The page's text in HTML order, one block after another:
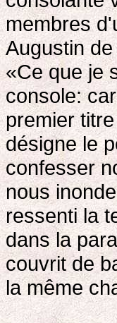
membres
Augustin
«Ce que je
console:
premier
désigne le
confesser
nous
ressenti la
dans la
couvrit de
la même